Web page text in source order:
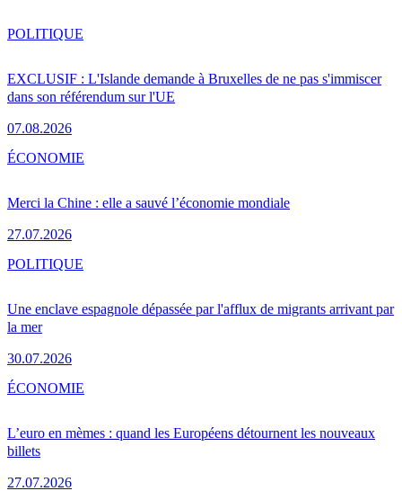
EXCLUSIF : L'Islande demande à Bruxelles de ne pas s'immiscer
dans son référendum sur l'UE
07.08.2026
POLITIQUE
Merci la Chine : elle a sauvé l’économie mondiale
27.07.2026
ÉCONOMIE
Une enclave espagnole dépassée par l'afflux de migrants arrivant par
la mer
30.07.2026
POLITIQUE
L’euro en mèmes : quand les Européens détournent les nouveaux
billets
27.07.2026
ÉCONOMIE